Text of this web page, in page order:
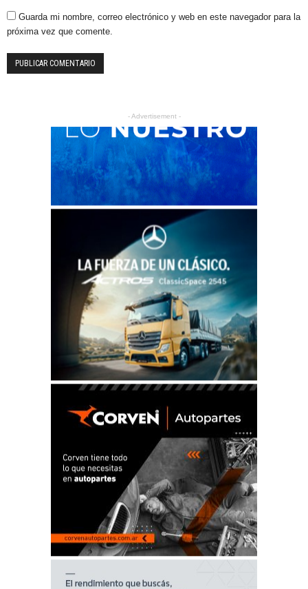
Guarda mi nombre, correo electrónico y web en este navegador para la
próxima vez que comente.
- Advertisement -